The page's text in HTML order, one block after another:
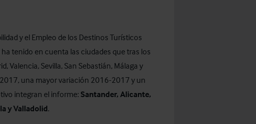
y el Empleo de los Destinos Turísticos
tenido en cuenta las ciudades que tras los
Valencia, Sevilla, San Sebastián, Málaga y
una mayor variación 2016-2017 y un
integran el informe: Santander, Alicante,
y Valladolid.